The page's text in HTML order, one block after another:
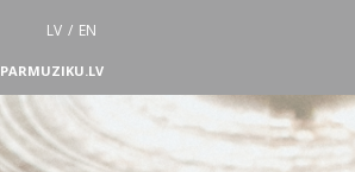
LV / EN
PARMUZIKU.LV